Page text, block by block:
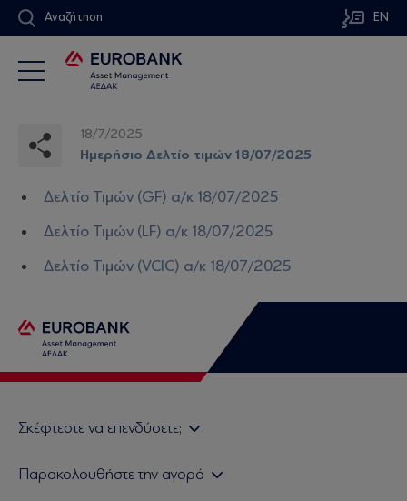
Αναζήτηση EN
18/7/2025
Ημερήσιο Δελτίο τιμών 18/07/2025
Δελτίο Τιμών (GF) α/κ 18/07/2025
Δελτίο Τιμών (LF) α/κ 18/07/2025
Δελτίο Τιμών (VCIC) α/κ 18/07/2025
Σκέφτεστε να επενδύσετε;
Παρακολουθήστε την αγορά